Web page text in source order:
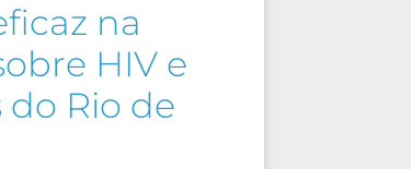
na
HIV e
Rio de